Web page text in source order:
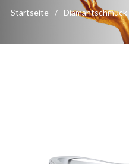
Startseite / Diamantschmuck